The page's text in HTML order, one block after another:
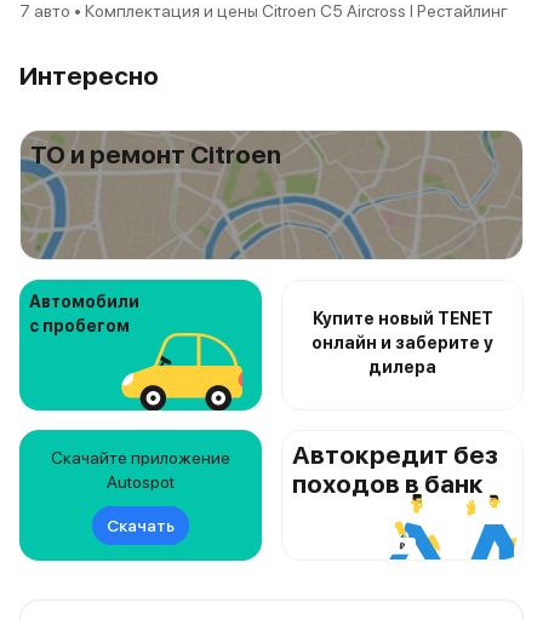
7 авто • Комплектация и цены Citroen C5 Aircross I Рестайлинг
Интересно
ТО и ремонт Citroen
Автомобили
с пробегом
Купите новый TENET
онлайн и заберите у
дилера
Скачайте приложение
Autospot
Скачать
Автокредит без
походов в банк